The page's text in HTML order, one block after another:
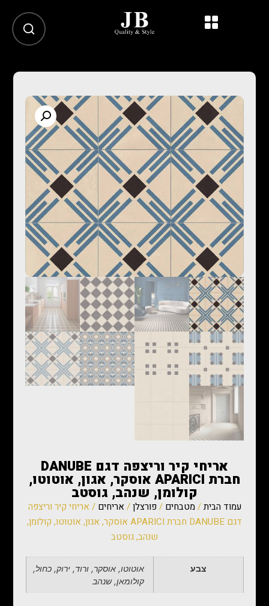
אריחי קיר וריצפה דגם DANUBE
חברת APARICI אוסקר, אגון, אוטוטו,
קולומן, שנהב, גוסטב
עמוד הבית/ מטבחים / פורצלן/ אריחים / אריחי קיר וריצפה
דגם DANUBE חברת APARICI אוסקר, אגון, אוטוטו, קולומן,
שנהב, גוסטב
צבע
אוטוטו, אוסקר, ורוד, ירוק, כחול,
קולומאן, שנהב